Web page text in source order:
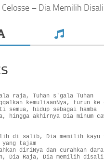
Celosse – Dia Memilih
raja, Tuhan s'gala Tuhan
kemuliaanNya, turun ke
semua, hidup sebagai hamba
hingga akhirnya Dia minum
di salib, Dia memilih kayu
yang tajam
diriNya dan curahkan
Dia Raja, Dia memilih